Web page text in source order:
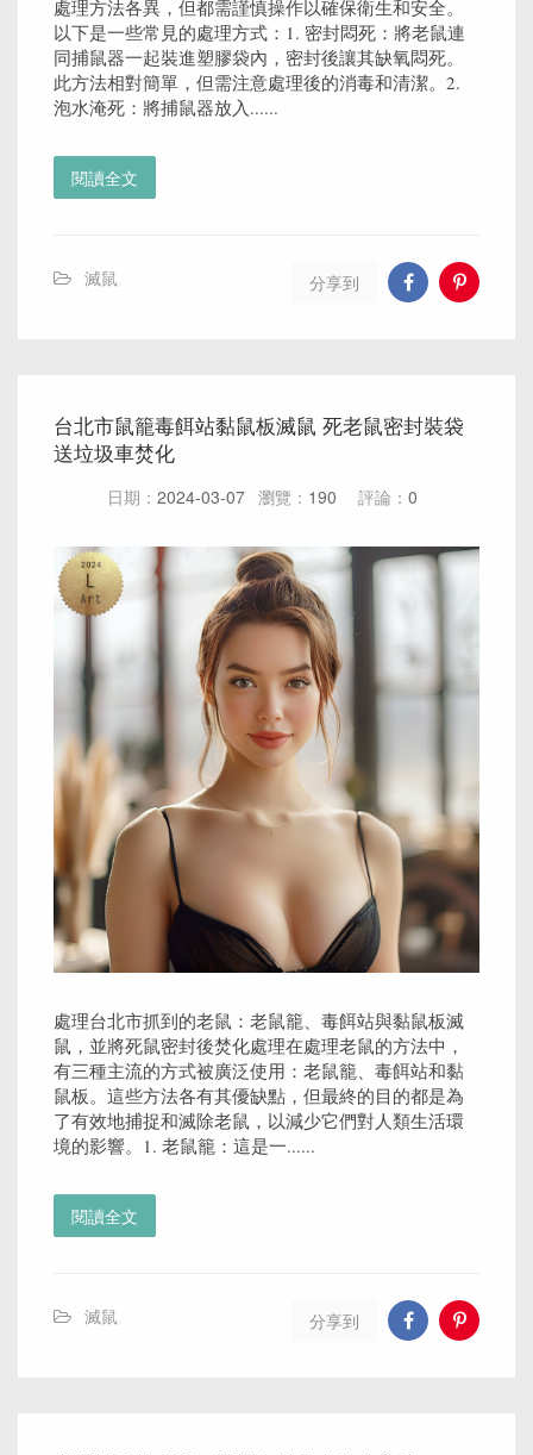
處理方法各異，但都需謹慎操作以確保衛生和安全。
以下是一些常見的處理方式：1. 密封悶死：將老鼠連
同捕鼠器一起裝進塑膠袋內，密封後讓其缺氧悶死。
此方法相對簡單，但需注意處理後的消毒和清潔。2.
泡水淹死：將捕鼠器放入......
閱讀全文
滅鼠 分享到
台北市鼠籠毒餌站黏鼠板滅鼠 死老鼠密封裝袋
送垃圾車焚化
日期： 2024-03-07 瀏覽： 190 評論： 0
處理台北市抓到的老鼠：老鼠籠、毒餌站與黏鼠板滅
鼠，並將死鼠密封後焚化處理在處理老鼠的方法中，
有三種主流的方式被廣泛使用：老鼠籠、毒餌站和黏
鼠板。這些方法各有其優缺點，但最終的目的都是為
了有效地捕捉和滅除老鼠，以減少它們對人類生活環
境的影響。1. 老鼠籠：這是一......
閱讀全文
滅鼠 分享到